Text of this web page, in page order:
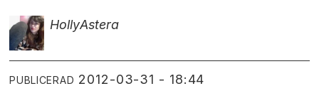
HollyAstera
PUBLICERAD 2012-03-31 - 18:44